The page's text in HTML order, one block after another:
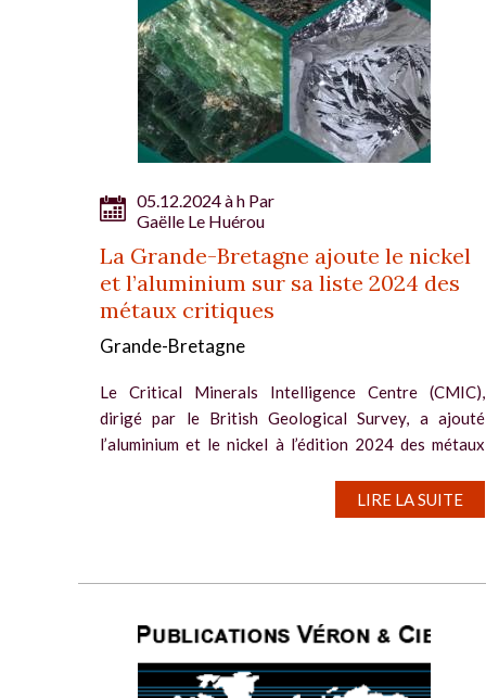
05.12.2024 à h Par
Gaëlle Le Huérou
La Grande-Bretagne ajoute le nickel
et l’aluminium sur sa liste 2024 des
métaux critiques
Grande-Bretagne
Le Critical Minerals Intelligence Centre (CMIC),
dirigé par le British Geological Survey, a ajouté
l’aluminium et le nickel à l’édition 2024 des métaux
LIRE LA SUITE